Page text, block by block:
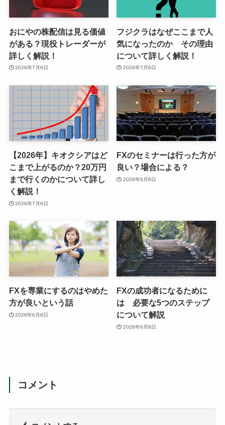
おにやの株配信は見る価値
がある？現役トレーダーが
詳しく解説！
2026年7月6日
フジクラはなぜここまで人
気になったのか その理由
について詳しく解説！
2026年7月6日
【2026年】キオクシアはど
こまで上がるのか？20万円
まで行くのかについて詳し
く解説！
2026年7月6日
FXのセミナーは行った方が
良い？場合による？
2026年6月8日
FXを専業にするのはやめた
方が良いという話
2026年6月8日
FXの成功者になるために
は 必要な5つのステップ
について解説
2026年6月8日
コメント